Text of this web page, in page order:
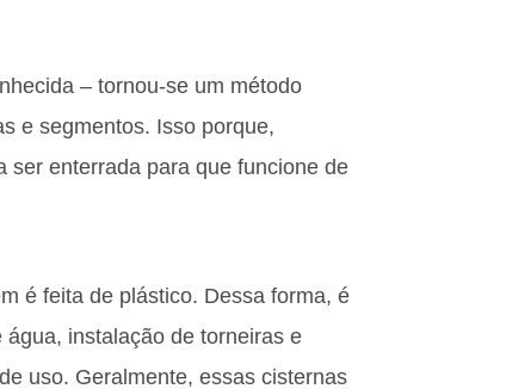
– tornou-se um método
e segmentos. Isso porque,
ser enterrada para que funcione de
é feita de plástico. Dessa forma, é
instalação de torneiras e
uso. Geralmente, essas cisternas